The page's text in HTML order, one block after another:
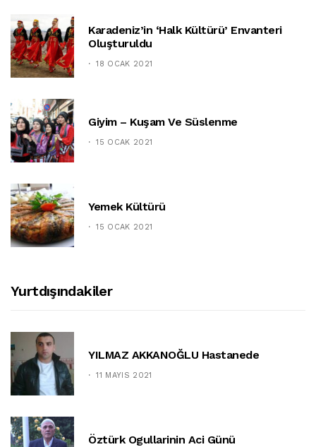
Karadeniz’in ‘halk Kültürü’ Envanteri
Oluşturuldu
18 OCAK 2021
Giyim – Kuşam Ve Süslenme
15 OCAK 2021
Yemek Kültürü
15 OCAK 2021
Yurtdışındakiler
YILMAZ AKKANOĞLU Hastanede
11 MAYIS 2021
Öztürk Ogullarinin Aci Günü